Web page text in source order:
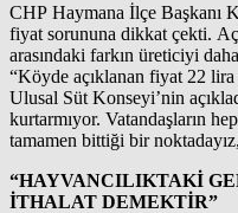
CHP Haymana İlçe Başkanı
fiyat sorununa dikkat çekti.
arasındaki farkın üreticiyi
“Köyde açıklanan fiyat 22
Ulusal Süt Konseyi’nin
kurtarmıyor. Vatandaşların
tamamen bittiği bir
“HAYVANCILIKTAKİ
İTHALAT DEMEKTİR”